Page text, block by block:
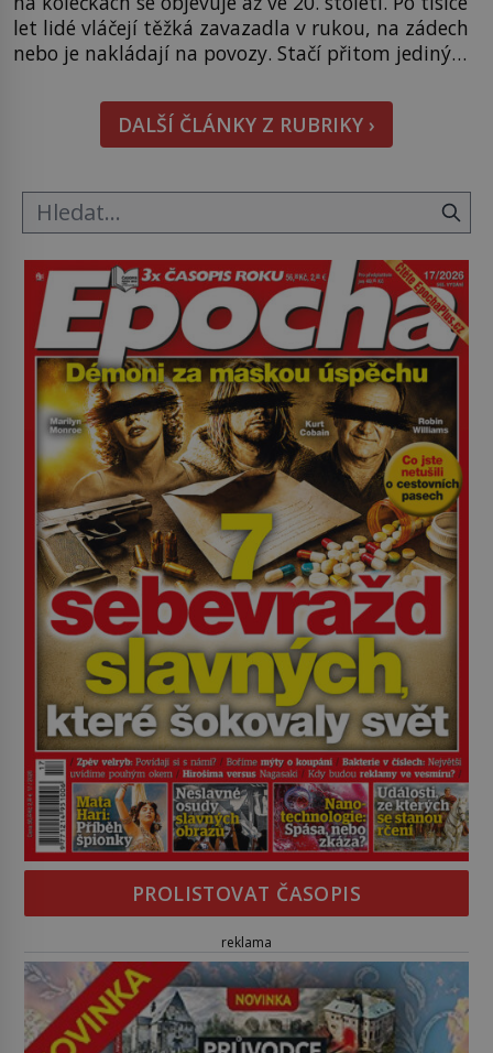
let lidé vláčejí těžká zavazadla v rukou, na zádech
nebo je nakládají na povozy. Stačí přitom jediný
nikdo dlouho nedostane. Až jednou se na letišti
ozve věta, která změní […]
DALŠÍ ČLÁNKY Z RUBRIKY ›
PROLISTOVAT ČASOPIS
reklama